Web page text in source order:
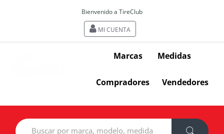
Bienvenido a TireClub
MI CUENTA
Marcas Medidas
Compradores Vendedores
Search
for: